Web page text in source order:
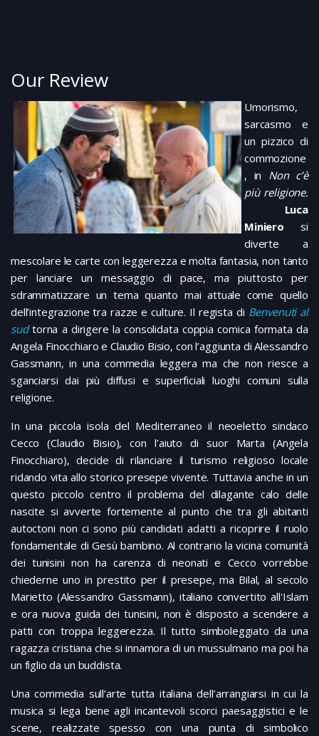
Our Review
Umorismo,
sarcasmo e
un pizzico di
commozione
, in Non c’è
più religione.
Luca
Miniero si
diverte a
mescolare le carte con leggerezza e molta fantasia, non tanto
per lanciare un messaggio di pace, ma piuttosto per
sdrammatizzare un tema quanto mai attuale come quello
dell’integrazione tra razze e culture. Il regista di Benvenuti al
sud torna a dirigere la consolidata coppia comica formata da
Angela Finocchiaro e Claudio Bisio, con l’aggiunta di Alessandro
Gassmann, in una commedia leggera ma che non riesce a
sganciarsi dai più diffusi e superficiali luoghi comuni sulla
religione.
In una piccola isola del Mediterraneo il neoeletto sindaco
Cecco (Claudio Bisio), con l’aiuto di suor Marta (Angela
Finocchiaro), decide di rilanciare il turismo religioso locale
ridando vita allo storico presepe vivente. Tuttavia anche in un
questo piccolo centro il problema del dilagante calo delle
nascite si avverte fortemente al punto che tra gli abitanti
autoctoni non ci sono più candidati adatti a ricoprire il ruolo
fondamentale di Gesù bambino. Al contrario la vicina comunità
dei tunisini non ha carenza di neonati e Cecco vorrebbe
chiederne uno in prestito per il presepe, ma Bilal, al secolo
Marietto (Alessandro Gassmann), italiano convertito all'Islam
e ora nuova guida dei tunisini, non è disposto a scendere a
patti con troppa leggerezza. Il tutto simboleggiato da una
ragazza cristiana che si innamora di un mussulmano ma poi ha
un figlio da un buddista.
Una commedia sull’arte tutta italiana dell’arrangiarsi in cui la
musica si lega bene agli incantevoli scorci paesaggistici e le
scene, realizzate spesso con una punta di simbolico